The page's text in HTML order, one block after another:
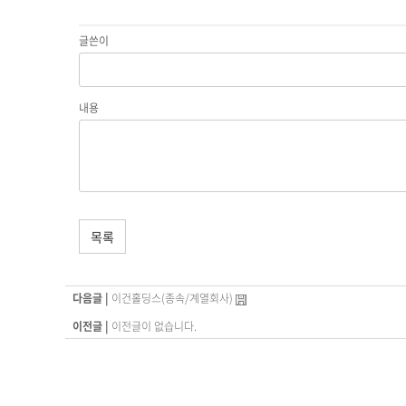
글쓴이
내용
목록
다음글 | 이건홀딩스(종속/계열회사)
이전글 | 이전글이 없습니다.